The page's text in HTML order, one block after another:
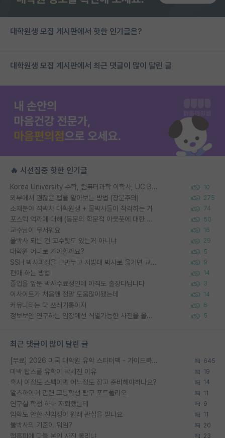
대학원생 모집 게시판에서 핫한 인기글은?
대학원생 모집 게시판에서 최근 댓글이 많이 달린 글
🔥 시선집중 핫한 인기글
Korea University 수학, 컴퓨터과학 이학사, UC Berkeley 산업공학 대학원 공학박사가 되는 것은 쉽지 않겠죠? 10
외부에서 괜찮은 랩을 알아보는 방법 (장문주의) 275
소재분야 석박사 대학원생 + 물박사들이 착각하는 거 74
포스텍 억까에 대해 (동문의 학문적 아웃풋에 대한 반박) 50
교수님이 무서워요 16
물박사 되는 건 교수탓도 있는거 아니냐 29
대학원 어디로 가야할까요? 5
SSH 박사과정을 그만두고 지방대 박사로 옮기면 교수의 꿈은 끝일까요? 9
편애 하는 방법 14
졸업을 앞둔 박사수료생인데 아직도 출장다닙니다 3
이사이트가 처음엔 정말 도움많이됐는데 14
커뮤니티는 다 쓰레기통이지 6
정보보안 연구하는 입장에선 식별가능한 사진을 올리는건 비추이긴함 5
최근 댓글이 많이 달린 글
[무료] 2026 미국 대학원 유학 스타터팩 - 가이드북 & 합격자 컨택메일 템플릿 645
미박 탑스쿨 유학이 빡세진 이유 19
혹시 이정도 스펙이면 어느정도 잡고 준비해야하나요? 14
알츠하이머 관련 고등학생 탐구 포트폴리오 11
연구실 학생 하나 자퇴했는데 9
입학도 안한 신입생이 원래 관심을 받나요 11
물박사의 기준이 뭐임? 20
랩홈피에 다들 본인 사진 올리냐 23